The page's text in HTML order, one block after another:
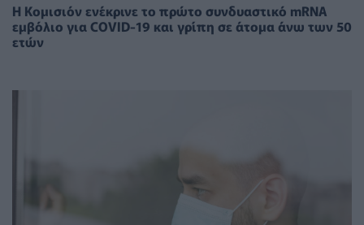
Η Κομισιόν ενέκρινε το πρώτο συνδυαστικό mRNA
εμβόλιο για COVID-19 και γρίπη σε άτομα άνω των 50
ετών